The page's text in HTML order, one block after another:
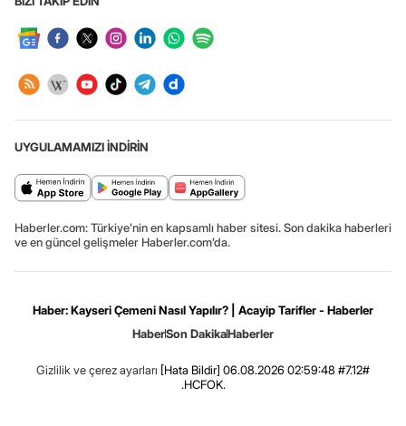
UYGULAMAMIZI İNDİRİN
Haberler.com: Türkiye’nin en kapsamlı haber sitesi. Son dakika haberleri
ve en güncel gelişmeler Haberler.com’da.
Haber: Kayseri Çemeni Nasıl Yapılır? | Acayip Tarifler - Haberler
HaberSon DakikaHaberler
Gizlilik ve çerez ayarları [Hata Bildir] 06.08.2026 02:59:48 #7.12#
.HCFOK.